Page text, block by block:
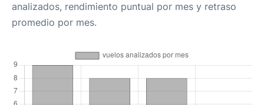
analizados, rendimiento puntual por mes y retraso
promedio por mes.